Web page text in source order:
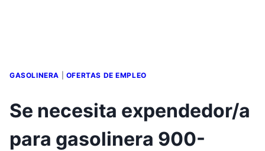
GASOLINERA OFERTAS DE EMPLEO
Se necesita expendedor/a
para gasolinera 900-